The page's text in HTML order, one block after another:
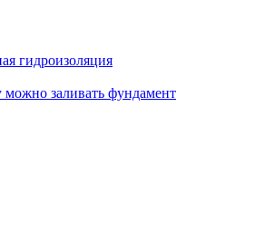
гидроизоляция
заливать фундамент